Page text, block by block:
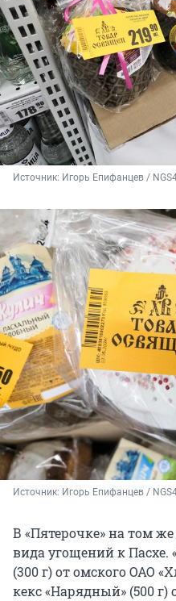
Источник: Игорь Епифанцев /
Источник: Игорь Епифанцев /
В «Пятерочке» на том
вида угощений к
(300 г) от омского ОАО
кекс «Нарядный» (500 г)